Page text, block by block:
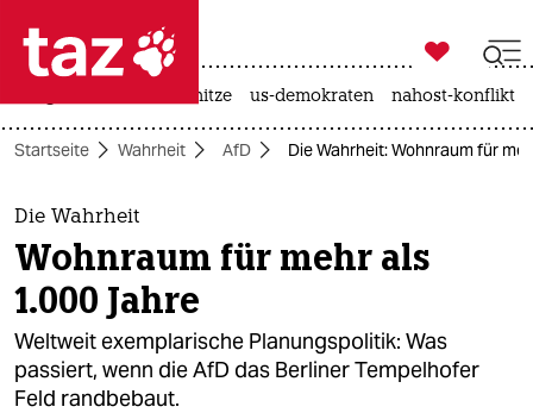
 taz zahl ich
taz zahl ich
themen
politik
öko
gesellschaft

taz zahl ich
hitze us-demokraten nahost-konflikt
Startseite Wahrheit AfD Die Wahrheit: Wohnraum für
Die Wahrheit
Wohnraum für mehr als
1.000 Jahre
Weltweit exemplarische Planungspolitik: Was
passiert, wenn die AfD das Berliner Tempelhofer
Feld randbebaut.